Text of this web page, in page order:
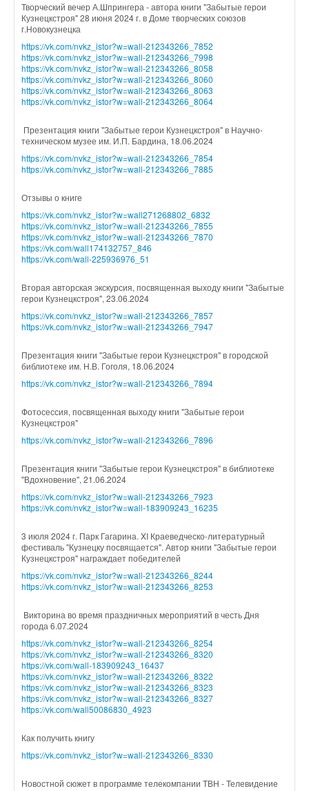
Творческий вечер А.Шпрингера - автора книги "Забытые герои
Кузнецкстроя" 28 июня 2024 г. в Доме творческих союзов
г.Новокузнецка
https://vk.com/nvkz_istor?w=wall-212343266_7852
https://vk.com/nvkz_istor?w=wall-212343266_7998
https://vk.com/nvkz_istor?w=wall-212343266_8058
https://vk.com/nvkz_istor?w=wall-212343266_8060
https://vk.com/nvkz_istor?w=wall-212343266_8063
https://vk.com/nvkz_istor?w=wall-212343266_8064
Презентация книги "Забытые герои Кузнецкстроя" в Научно-
техническом музее им. И.П. Бардина, 18.06.2024
https://vk.com/nvkz_istor?w=wall-212343266_7854
https://vk.com/nvkz_istor?w=wall-212343266_7885
Отзывы о книге
https://vk.com/nvkz_istor?w=wall271268802_6832
https://vk.com/nvkz_istor?w=wall-212343266_7855
https://vk.com/nvkz_istor?w=wall-212343266_7870
https://vk.com/wall174132757_846
https://vk.com/wall-225936976_51
Вторая авторская экскурсия, посвященная выходу книги "Забытые
герои Кузнецкстроя", 23.06.2024
https://vk.com/nvkz_istor?w=wall-212343266_7857
https://vk.com/nvkz_istor?w=wall-212343266_7947
Презентация книги "Забытые герои Кузнецкстроя" в городской
библиотеке им. Н.В. Гоголя, 18.06.2024
https://vk.com/nvkz_istor?w=wall-212343266_7894
Фотосессия, посвященная выходу книги "Забытые герои
Кузнецкстроя"
https://vk.com/nvkz_istor?w=wall-212343266_7896
Презентация книги "Забытые герои Кузнецкстроя" в библиотеке
"Вдохновение", 21.06.2024
https://vk.com/nvkz_istor?w=wall-212343266_7923
https://vk.com/nvkz_istor?w=wall-183909243_16235
3 июля 2024 г. Парк Гагарина. XI Краеведческо-литературный
фестиваль "Кузнецку посвящается". Автор книги "Забытые герои
Кузнецкстроя" награждает победителей
https://vk.com/nvkz_istor?w=wall-212343266_8244
https://vk.com/nvkz_istor?w=wall-212343266_8253
Викторина во время праздничных мероприятий в честь Дня
города 6.07.2024
https://vk.com/nvkz_istor?w=wall-212343266_8254
https://vk.com/nvkz_istor?w=wall-212343266_8320
https://vk.com/wall-183909243_16437
https://vk.com/nvkz_istor?w=wall-212343266_8322
https://vk.com/nvkz_istor?w=wall-212343266_8323
https://vk.com/nvkz_istor?w=wall-212343266_8327
https://vk.com/wall50086830_4923
Как получить книгу
https://vk.com/nvkz_istor?w=wall-212343266_8330
Новостной сюжет в программе телекомпании ТВН - Телевидение